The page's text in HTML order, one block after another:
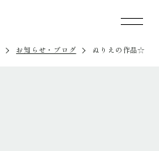
お知らせ・ブログ ぬりえの作品☆